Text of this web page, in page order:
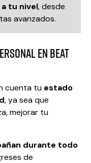
tu nivel, desde
avanzados.
en Beat
cuenta tu estado
, ya sea que
mejorar tu
durante todo
de